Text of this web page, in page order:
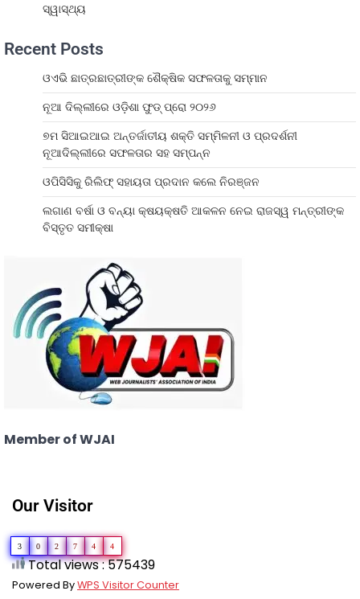
ସ୍ୱାସ୍ଥ୍ୟ
Recent Posts
ଓଏଭି ଛାତ୍ରଛାତ୍ରୀଙ୍କ ଶୈକ୍ଷିକ ସଫଳତାକୁ ସମ୍ମାନ
ନୂଆ ଦିଲ୍ଲୀରେ ଓଡ଼ିଶା ଫୁଡ୍ ପ୍ରୋ ୨୦୨୬
୭ମ ସିଆଇଆଇ ଅନ୍ତର୍ଜାତୀୟ ଶକ୍ତି ସମ୍ମିଳନୀ ଓ ପ୍ରଦର୍ଶନୀ
ନୂଆଦିଲ୍ଲୀରେ ସଫଳତାର ସହ ସମ୍ପନ୍ନ
ଓପିସିସିକୁ ରିଲିଫ୍ ସହାୟତା ପ୍ରଦାନ କଲେ ନିରଞ୍ଜନ
ଲଗାଣ ବର୍ଷା ଓ ବନ୍ୟା କ୍ଷୟକ୍ଷତି ଆକଳନ ନେଇ ରାଜସ୍ୱ ମନ୍ତ୍ରୀଙ୍କ
ବିସ୍ତୃତ ସମୀକ୍ଷା
Member of WJAI
Our Visitor
3 0 2 7 4 4
Total views : 575439
Powered ByWPS Visitor Counter